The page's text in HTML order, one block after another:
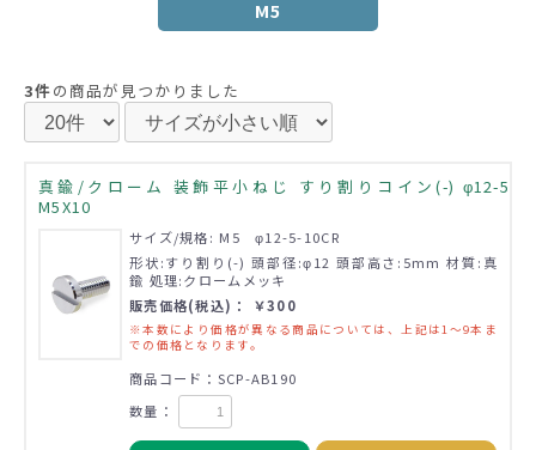
M5
3件の商品が見つかりました
真鍮/クローム 装飾平小ねじ すり割りコイン(-) φ12-5
M5X10
サイズ/規格: M5 φ12-5-10CR
形状:すり割り(-) 頭部径:φ12 頭部高さ:5mm 材質:真
鍮 処理:クロームメッキ
販売価格(税込)： ￥300
※本数により価格が異なる商品については、上記は1～9本ま
での価格となります。
商品コード：SCP-AB190
数量：